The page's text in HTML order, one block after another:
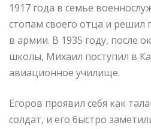
1917 года в семье
стопам своего отца и решил
в армии. В 1935 году, после
школы, Михаил поступил в
авиационное училище.
Егоров проявил себя как
солдат, и его быстро